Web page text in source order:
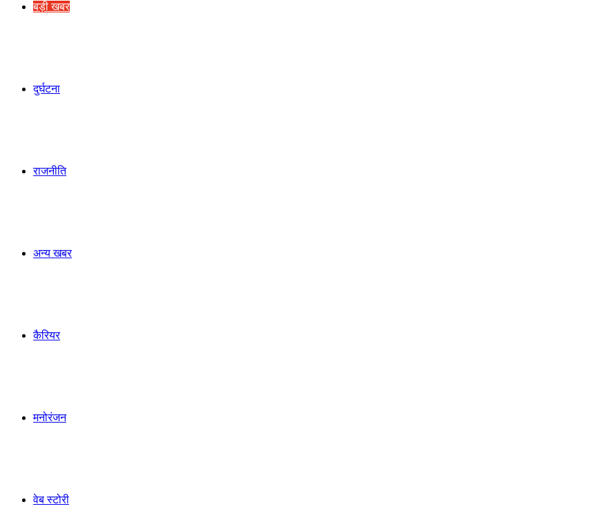
बड़ी खबर
दुर्घटना
राजनीति
अन्य खबर
कैरियर
मनोरंजन
वेब स्टोरी